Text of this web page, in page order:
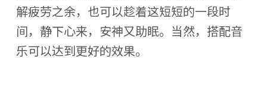
解疲劳之余，也可以趁着这短短的一段时
间，静下心来，安神又助眠。当然，搭配音
乐可以达到更好的效果。